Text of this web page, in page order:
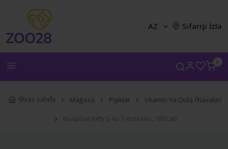
0
AZ Sifarişi İzlə
Əsas səhifə Mağaza Pişiklər Vitamin Və Qida Əlavələri
Beaphar Kitty's 4ü 1-ində Mix, 180 tab